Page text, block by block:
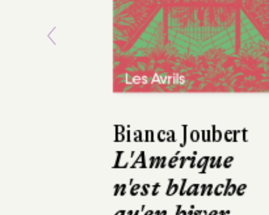
Asako Yuzuki
Le Beurre de
Manako
Previous